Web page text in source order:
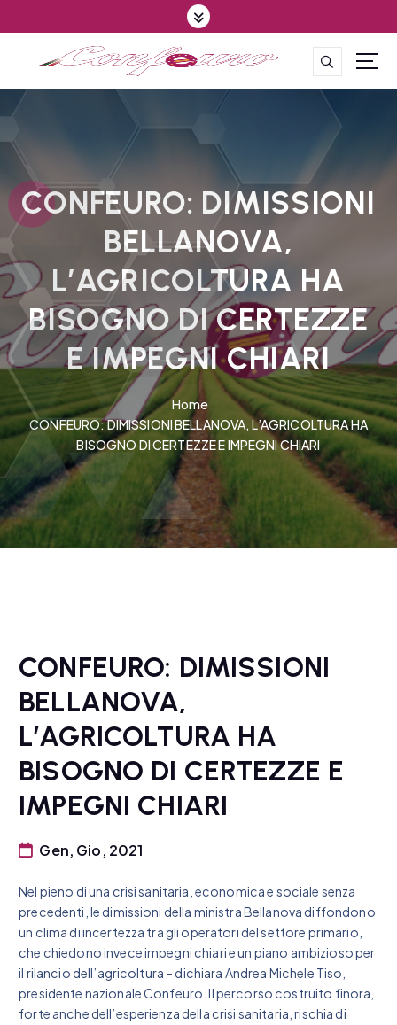
k
t
t
CONFEURO: DIMISSIONI
BELLANOVA,
L’AGRICOLTURA HA
BISOGNO DI CERTEZZE
E IMPEGNI CHIARI
Home
CONFEURO: DIMISSIONI BELLANOVA, L’AGRICOLTURA HA
BISOGNO DI CERTEZZE E IMPEGNI CHIARI
CONFEURO: DIMISSIONI
BELLANOVA,
L’AGRICOLTURA HA
BISOGNO DI CERTEZZE E
IMPEGNI CHIARI
Gen, Gio, 2021
Nel pieno di una crisi sanitaria, economica e sociale senza
precedenti, le dimissioni della ministra Bellanova diffondono
un clima di incertezza tra gli operatori del settore primario,
che chiedono invece impegni chiari e un piano ambizioso per
il rilancio dell’agricoltura – dichiara Andrea Michele Tiso,
presidente nazionale Confeuro. Il percorso costruito finora,
forte anche dell’esperienza della crisi sanitaria, rischia di